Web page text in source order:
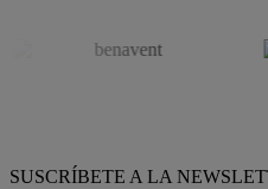
SUSCRÍBETE A LA